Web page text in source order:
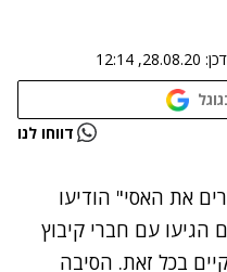
28.08.20, 12:14
דווחו לנו
את האסי" הודיעו
הגיעו עם חברי קיבוץ
בכל זאת. הסיבה